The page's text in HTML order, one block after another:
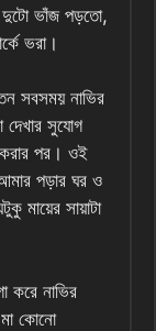
দুটো ভাঁজ পড়তো,
ভরা।
সবসময় নাভির
দেখার সুযোগ
করার পর। ওই
পড়ার ঘর ও
মায়ের সায়াটা
করে নাভির
কোনো